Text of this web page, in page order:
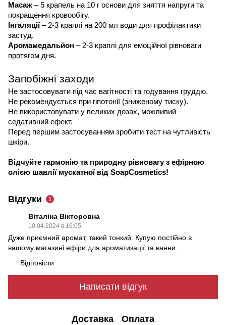
Масаж – 5 крапель на 10 г основи для зняття напруги та
покращення кровообігу.
Інгаляції– 2-3 краплі на 200 мл води для профілактики
застуд.
Аромамедальйон – 2-3 краплі для емоційної рівноваги
протягом дня.
Запобіжні заходи
Не застосовувати під час вагітності та годування груддю.
Не рекомендується при гіпотонії (зниженому тиску).
Не використовувати у великих дозах, можливий
седативний ефект.
Перед першим застосуванням зробити тест на чутливість
шкіри.
Відчуйте гармонію та природну рівновагу з ефірною
олією шавлії мускатної від SoapCosmetics!
Відгуки 1
Віталіна Вікторовна
10.04.2024 в 16:05
Дуже приємний аромат, такий тонкий. Купую постійно в
вашому магазині ефіри для ароматизації та ванни.
Відповісти
Написати відгук
Доставка Оплата